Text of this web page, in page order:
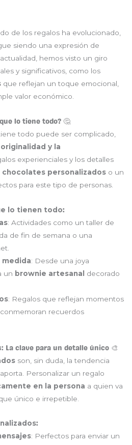
de los regalos ha evolucionado,
siendo una expresión de
hemos visto un giro
y significativos, como los
que reflejan un toque emocional,
valor económico.
lo tiene todo? 🤔
todo puede ser complicado,
y la
experienciales y los detalles
chocolates personalizados o un
para este tipo de personas.
lo tienen todo:
: Actividades como un taller de
de fin de semana o una
medida: Desde una joya
un brownie artesanal
decorado
: Regalos que reflejan momentos
recuerdos
La clave para un detalle único 🎨
son, sin duda, la tendencia
Personalizar un regalo
en la persona a quien va
único e irrepetible.
:
: Perfectos para enviar un